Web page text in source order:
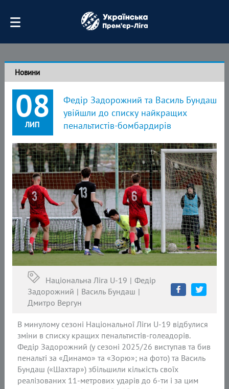
Новини
08
ЛИП
Федір Задорожний та Василь Бундаш
увійшли до списку найкращих
пенальтистів-бомбардирів
Національна Ліга U-19
Федір
Задорожний
Василь Бундаш
Дмитро Вергун
В минулому сезоні Національної Ліги U-19 відбулися
зміни в списку кращих пенальтистів-голеадорів.
Федір Задорожний (у сезоні 2025/26 виступав та бив
пенальті за «Динамо» та «Зорю»; на фото) та Василь
Бундаш («Шахтар») збільшили кількість своїх
реалізованих 11-метрових ударів до 6-ти і за цим